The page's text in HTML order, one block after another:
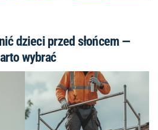
dzieci przed słońcem —
wybrać